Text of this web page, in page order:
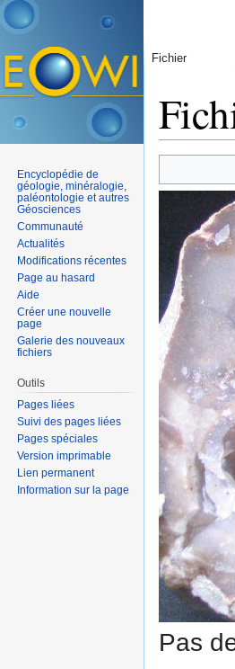
Pas
Fichier
Encyclopédie de
géologie, minéralogie,
paléontologie et autres
Géosciences
Communauté
Actualités
Modifications récentes
Page au hasard
Aide
Créer une nouvelle
page
Galerie des nouveaux
fichiers
Outils
Pages liées
Suivi des pages liées
Pages spéciales
Version imprimable
Lien permanent
Information sur la page